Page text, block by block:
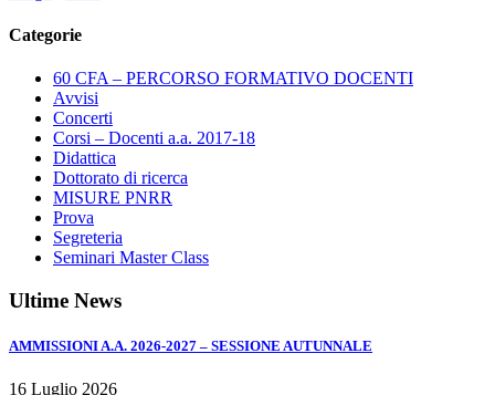
Categorie
60 CFA – PERCORSO FORMATIVO DOCENTI
Avvisi
Concerti
Corsi – Docenti a.a. 2017-18
Didattica
Dottorato di ricerca
MISURE PNRR
Prova
Segreteria
Seminari Master Class
Ultime News
AMMISSIONI A.A. 2026-2027 – SESSIONE AUTUNNALE
16 Luglio 2026